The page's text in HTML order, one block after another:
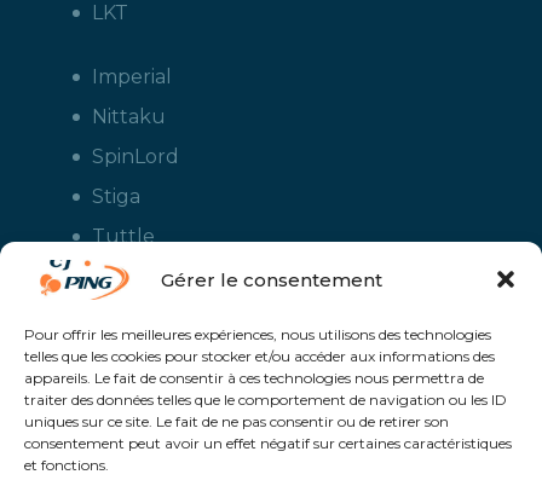
Gérer le consentement
Pour offrir les meilleures expériences, nous utilisons des technologies
telles que les cookies pour stocker et/ou accéder aux informations des
appareils. Le fait de consentir à ces technologies nous permettra de
traiter des données telles que le comportement de navigation ou les ID
uniques sur ce site. Le fait de ne pas consentir ou de retirer son
consentement peut avoir un effet négatif sur certaines caractéristiques
et fonctions.
LKT
Imperial
Nittaku
SpinLord
Stiga
Tuttle
Xiom